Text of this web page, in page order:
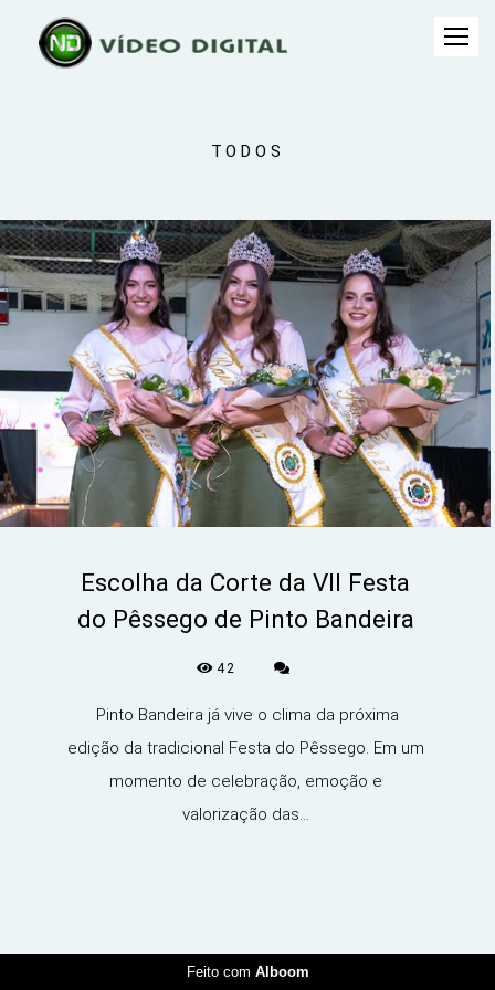
TODOS
Escolha da Corte da VII Festa
do Pêssego de Pinto Bandeira
42
Pinto Bandeira já vive o clima da próxima
edição da tradicional Festa do Pêssego. Em um
momento de celebração, emoção e
valorização das...
Feito com Alboom